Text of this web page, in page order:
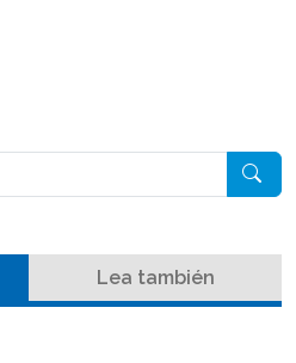
Lea también